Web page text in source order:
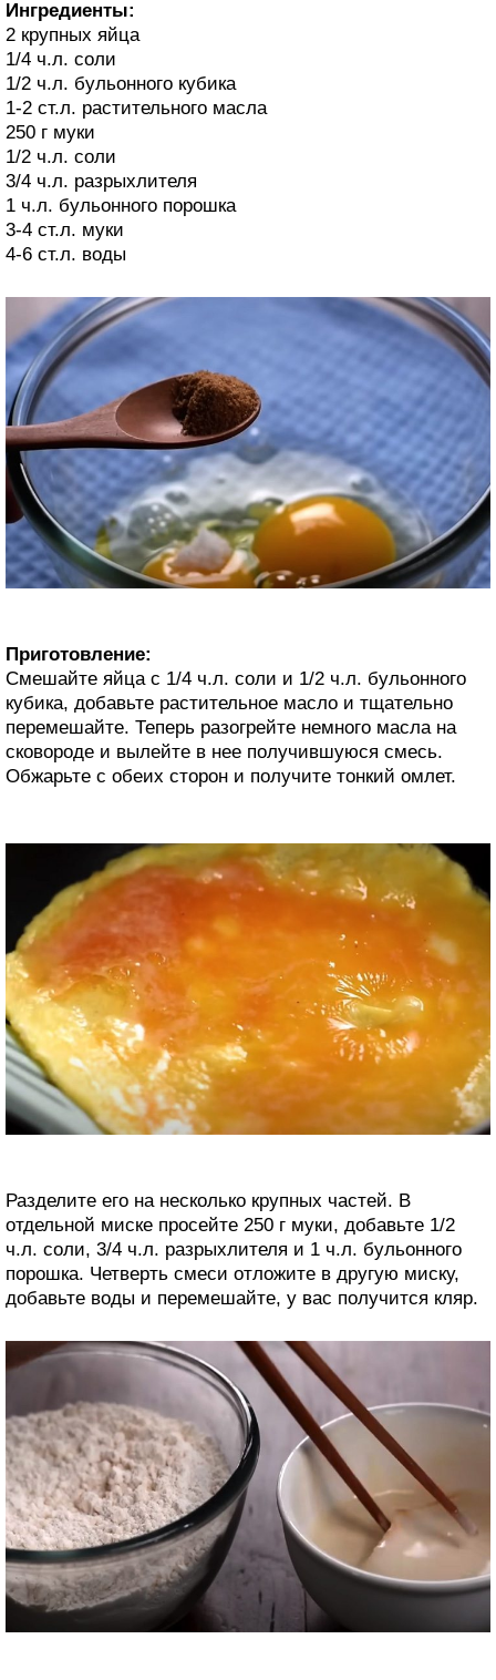
Ингредиенты:
2 крупных яйца
1/4 ч.л. соли
1/2 ч.л. бульонного кубика
1-2 ст.л. растительного масла
250 г муки
1/2 ч.л. соли
3/4 ч.л. разрыхлителя
1 ч.л. бульонного порошка
3-4 ст.л. муки
4-6 ст.л. воды
Приготовление:
Смешайте яйца с 1/4 ч.л. соли и 1/2 ч.л. бульонного
кубика, добавьте растительное масло и тщательно
перемешайте. Теперь разогрейте немного масла на
сковороде и вылейте в нее получившуюся смесь.
Обжарьте с обеих сторон и получите тонкий омлет.
Разделите его на несколько крупных частей. В
отдельной миске просейте 250 г муки, добавьте 1/2
ч.л. соли, 3/4 ч.л. разрыхлителя и 1 ч.л. бульонного
порошка. Четверть смеси отложите в другую миску,
добавьте воды и перемешайте, у вас получится кляр.